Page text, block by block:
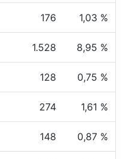
176 1,03 %
1.528 8,95 %
128 0,75 %
274 1,61 %
148 0,87 %